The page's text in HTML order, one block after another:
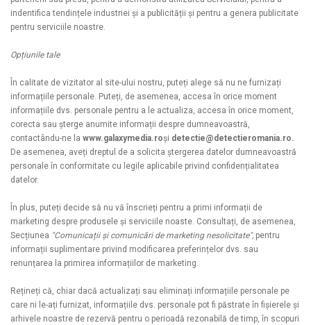
indentifica tendințele industriei și a publicității și pentru a genera publicitate
pentru serviciile noastre.
Opțiunile tale
În calitate de vizitator al site-ului nostru, puteți alege să nu ne furnizați
informațiile personale. Puteți, de asemenea, accesa în orice moment
informațiile dvs. personale pentru a le actualiza, accesa în orice moment,
corecta sau șterge anumite informații despre dumneavoastră,
contactându-ne la www.galaxymedia.roși detectie@detectieromania.ro.
De asemenea, aveți dreptul de a solicita ștergerea datelor dumneavoastră
personale în conformitate cu legile aplicabile privind confidențialitatea
datelor.
În plus, puteți decide să nu vă înscrieți pentru a primi informații de
marketing despre produsele și serviciile noaste. Consultați, de asemenea,
Secțiunea "Comunicații și comunicări de marketing nesolicitate", pentru
informații suplimentare privind modificarea preferințelor dvs. sau
renunțarea la primirea informațiilor de marketing.
Rețineți că, chiar dacă actualizați sau eliminați informațiile personale pe
care ni le-ați furnizat, informațiile dvs. personale pot fi păstrate în fișierele și
arhivele noastre de rezervă pentru o perioadă rezonabilă de timp, în scopuri